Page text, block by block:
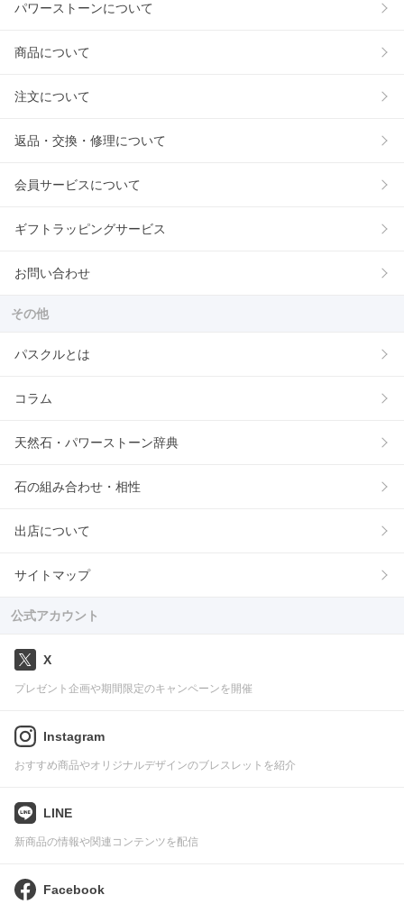
パワーストーンについて
商品について
注文について
返品・交換・修理について
会員サービスについて
ギフトラッピングサービス
お問い合わせ
その他
パスクルとは
コラム
天然石・パワーストーン辞典
石の組み合わせ・相性
出店について
サイトマップ
公式アカウント
X
プレゼント企画や期間限定のキャンペーンを開催
Instagram
おすすめ商品やオリジナルデザインのブレスレットを紹介
LINE
新商品の情報や関連コンテンツを配信
Facebook